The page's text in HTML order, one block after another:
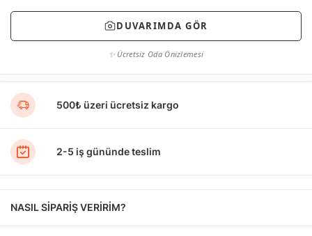
DUVARIMDA GÖR
✨ Ücretsiz Oda Önizlemesi
500₺ üzeri ücretsiz kargo
2-5 iş gününde teslim
NASIL SİPARİŞ VERİRİM?